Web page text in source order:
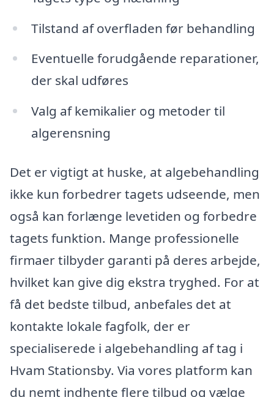
Tilstand af overfladen før behandling
Eventuelle forudgående reparationer,
der skal udføres
Valg af kemikalier og metoder til
algerensning
Det er vigtigt at huske, at algebehandling
ikke kun forbedrer tagets udseende, men
også kan forlænge levetiden og forbedre
tagets funktion. Mange professionelle
firmaer tilbyder garanti på deres arbejde,
hvilket kan give dig ekstra tryghed. For at
få det bedste tilbud, anbefales det at
kontakte lokale fagfolk, der er
specialiserede i algebehandling af tag i
Hvam Stationsby. Via vores platform kan
du nemt indhente flere tilbud og vælge